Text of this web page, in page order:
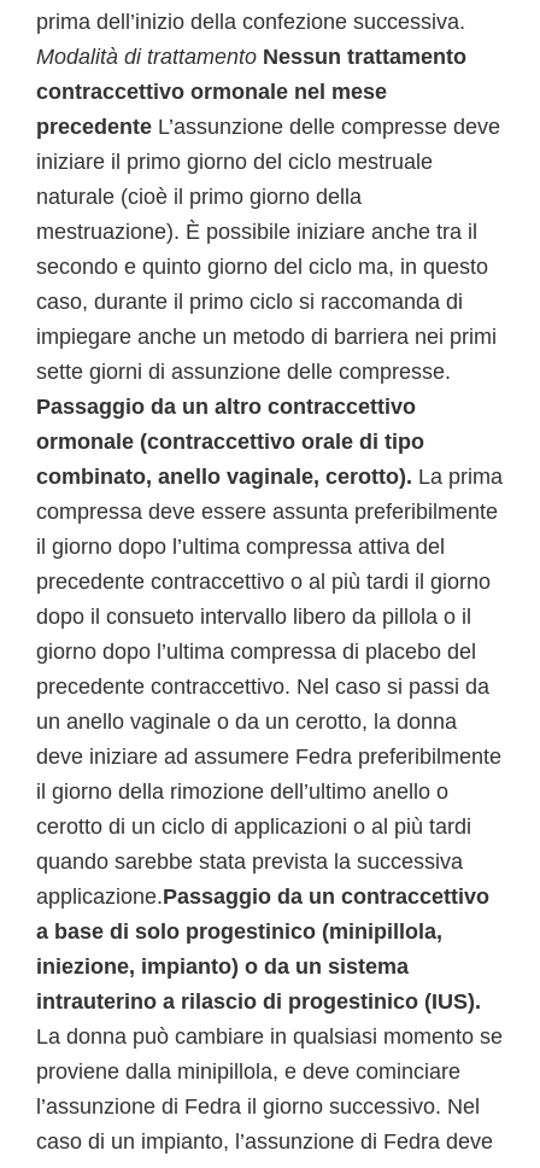
prima dell’inizio della confezione successiva.
Modalità di trattamento Nessun trattamento
contraccettivo ormonale nel mese
precedente L’assunzione delle compresse deve
iniziare il primo giorno del ciclo mestruale
naturale (cioè il primo giorno della
mestruazione). È possibile iniziare anche tra il
secondo e quinto giorno del ciclo ma, in questo
caso, durante il primo ciclo si raccomanda di
impiegare anche un metodo di barriera nei primi
sette giorni di assunzione delle compresse.
Passaggio da un altro contraccettivo
ormonale (contraccettivo orale di tipo
combinato, anello vaginale, cerotto). La prima
compressa deve essere assunta preferibilmente
il giorno dopo l’ultima compressa attiva del
precedente contraccettivo o al più tardi il giorno
dopo il consueto intervallo libero da pillola o il
giorno dopo l’ultima compressa di placebo del
precedente contraccettivo. Nel caso si passi da
un anello vaginale o da un cerotto, la donna
deve iniziare ad assumere Fedra preferibilmente
il giorno della rimozione dell’ultimo anello o
cerotto di un ciclo di applicazioni o al più tardi
quando sarebbe stata prevista la successiva
applicazione.Passaggio da un contraccettivo
a base di solo progestinico (minipillola,
iniezione, impianto) o da un sistema
intrauterino a rilascio di progestinico (IUS).
La donna può cambiare in qualsiasi momento se
proviene dalla minipillola, e deve cominciare
l’assunzione di Fedra il giorno successivo. Nel
caso di un impianto, l’assunzione di Fedra deve